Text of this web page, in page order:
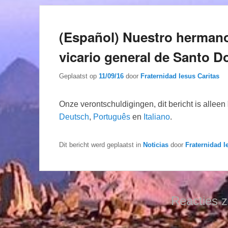
(Español) Nuestro
vicario general de Santo
Geplaatst op 11/09/16 door Fraternidad Iesus Caritas
Onze verontschuldigingen, dit bericht is alleen
Deutsch, Português en Italiano.
Dit bericht werd geplaatst in Noticias door Fraternidad
Reacties